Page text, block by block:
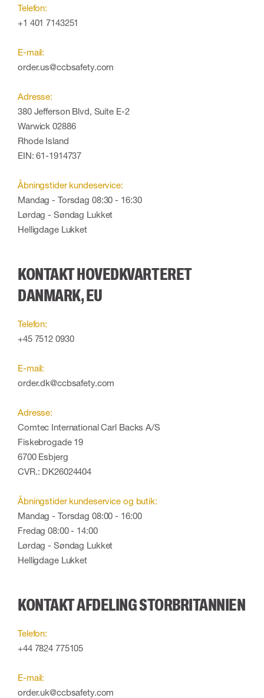
Telefon:
+1 401 7143251
E-mail:
order.us@ccbsafety.com
Adresse:
380 Jefferson Blvd, Suite E-2
Warwick 02886
Rhode Island
EIN: 61-1914737
Åbningstider kundeservice:
Mandag - Torsdag 08:30 - 16:30
Lørdag - Søndag Lukket
Helligdage Lukket
KONTAKT HOVEDKVARTERET
DANMARK, EU
Telefon:
+45 7512 0930
E-mail:
order.dk@ccbsafety.com
Adresse:
Comtec International Carl Backs A/S
Fiskebrogade 19
6700 Esbjerg
CVR.: DK26024404
Åbningstider kundeservice og butik:
Mandag - Torsdag 08:00 - 16:00
Fredag 08:00 - 14:00
Lørdag - Søndag Lukket
Helligdage Lukket
KONTAKT AFDELING STORBRITANNIEN
Telefon:
+44 7824 775105
E-mail:
order.uk@ccbsafety.com